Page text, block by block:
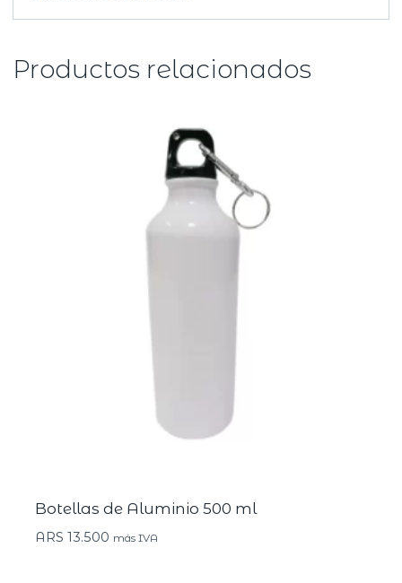
Productos relacionados
Botellas de Aluminio 500 ml
ARS 13.500 más IVA